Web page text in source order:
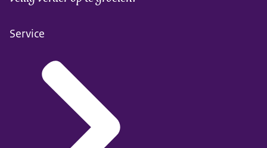
wat u kunt verwachten van uw bezoek.
de straat betaald parkeren.
Wel raden we u aan om met
het openbaar vervoer te komen,
omdat er niet altijd
parkeerplek is.
Service